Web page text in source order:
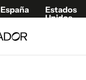
España
Estados
Unidos